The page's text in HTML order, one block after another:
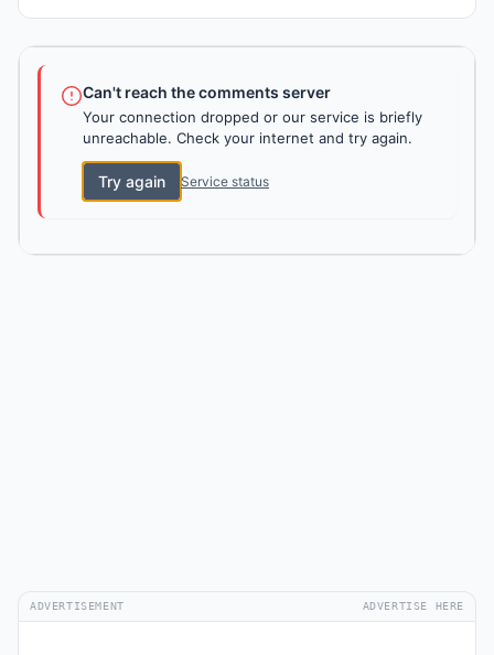
Can't reach the comments server
Your connection dropped or our service is briefly
unreachable. Check your internet and try again.
Try again Service status
ADVERTISEMENT ADVERTISE HERE